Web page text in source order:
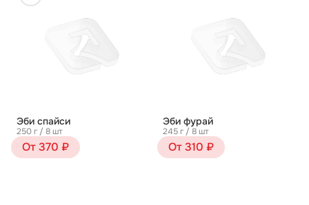
Эби спайси
250 г / 8 шт
От 370 ₽
Эби фурай
245 г / 8 шт
От 310 ₽